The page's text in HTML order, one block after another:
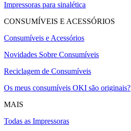
Impressoras para sinalética
CONSUMÍVEIS E ACESSÓRIOS
Consumíveis e Acessórios
Novidades Sobre Consumíveis
Reciclagem de Consumíveis
Os meus consumíveis OKI são originais?
MAIS
Todas as Impressoras